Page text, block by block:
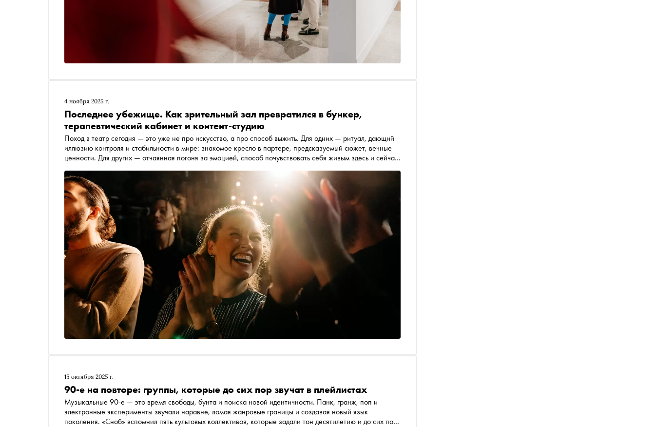
4 ноября 2025 г.
Последнее убежище. Как зрительный зал превратился в бункер,
терапевтический кабинет и контент-студию
Поход в театр сегодня — это уже не про искусство, а про способ выжить. Для одних — ритуал, дающий
иллюзию контроля и стабильности в мире: знакомое кресло в партере, предсказуемый сюжет, вечные
ценности. Для других — отчаянная погоня за эмоцией, способ почувствовать себя живым здесь и сейчас,
инфоповод для сторис и доказательство своей причастности к модному комьюнити. Разбираемся, что на
самом деле ищут в зрительном зале зумеры, миллениалы и их родители
15 октября 2025 г.
90-е на повторе: группы, которые до сих пор звучат в плейлистах
Музыкальные 90-е — это время свободы, бунта и поиска новой идентичности. Панк, гранж, поп и
электронные эксперименты звучали наравне, ломая жанровые границы и создавая новый язык
поколения. «Сноб» вспомнил пять культовых коллективов, которые задали тон десятилетию и до сих пор